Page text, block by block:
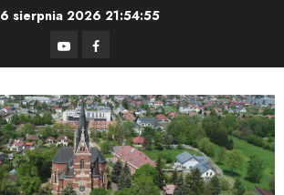
6 sierpnia 2026 21:54:55
YouTubeFacebook